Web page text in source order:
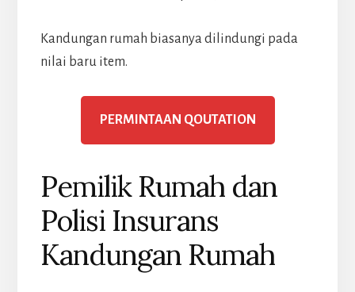
Kandungan rumah biasanya dilindungi pada
nilai baru item.
PERMINTAAN QOUTATION
Pemilik Rumah dan
Polisi Insurans
Kandungan Rumah